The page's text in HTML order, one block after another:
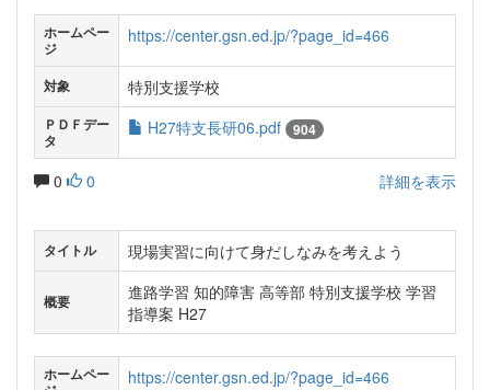
ホームペー
ジ
https://center.gsn.ed.jp/?page_id=466
対象 特別支援学校
ＰＤＦデー
タ
H27特支長研06.pdf 904
0 0 詳細を表示
タイトル 現場実習に向けて身だしなみを考えよう
概要
進路学習 知的障害 高等部 特別支援学校 学習
指導案 H27
ホームペー
https://center.gsn.ed.jp/?page_id=466